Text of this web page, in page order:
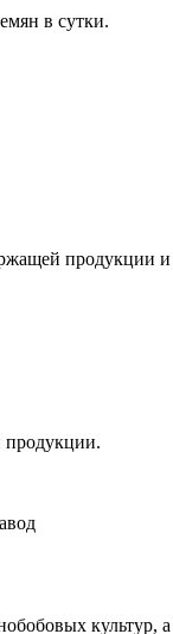
в сутки.
продукции
продукции.
культур,